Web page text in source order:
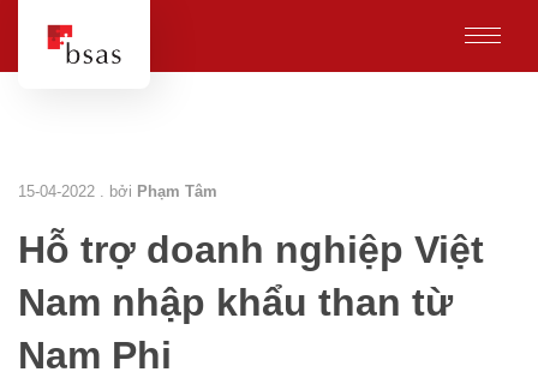
15-04-2022 . bởi Phạm Tâm
Hỗ trợ doanh nghiệp Việt
Nam nhập khẩu than từ
Nam Phi